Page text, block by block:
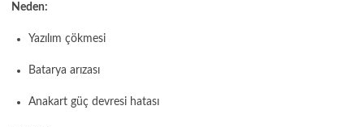
Neden:
Yazılım çökmesi
Batarya arızası
Anakart güç devresi hatası